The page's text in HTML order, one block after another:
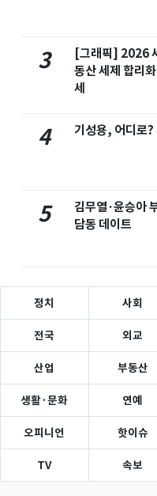
3
[그래픽] 2026
동산 세제 합리
세
4 기성용, 어디로?
5
김무열·윤승아
담동 데이트
정치 사회
전국 외교
산업 부동산
생활·문화 연예
오피니언 핫이슈
TV 속보